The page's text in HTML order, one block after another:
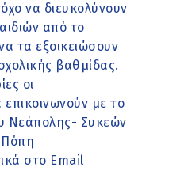
να διευκολύνουν
από το
τα εξοικειώσουν
βαθμίδας.
οι
με το
Νεάπολης- Συκεών
στο Email